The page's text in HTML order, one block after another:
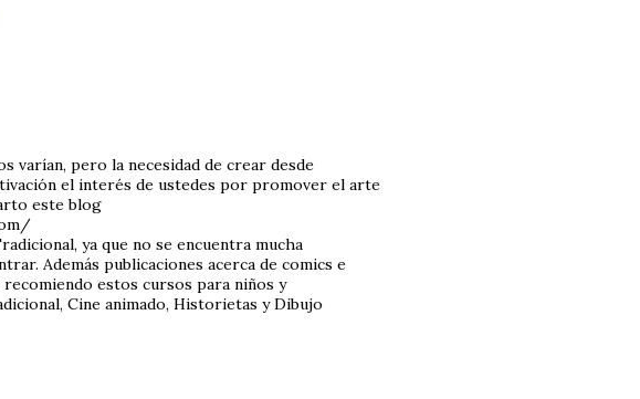
varían, pero la necesidad de crear desde
el interés de ustedes por promover el arte
este blog
ya que no se encuentra mucha
Además publicaciones acerca de comics e
estos cursos para niños y
Cine animado, Historietas y Dibujo